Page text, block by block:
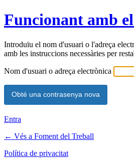
Funcionant amb
Introduïu el nom d'usuari o l'adreça
amb les instruccions necessàries per
Nom d'usuari o adreça electrònica
Entra
← Vés a Foment del Treball
Política de privacitat